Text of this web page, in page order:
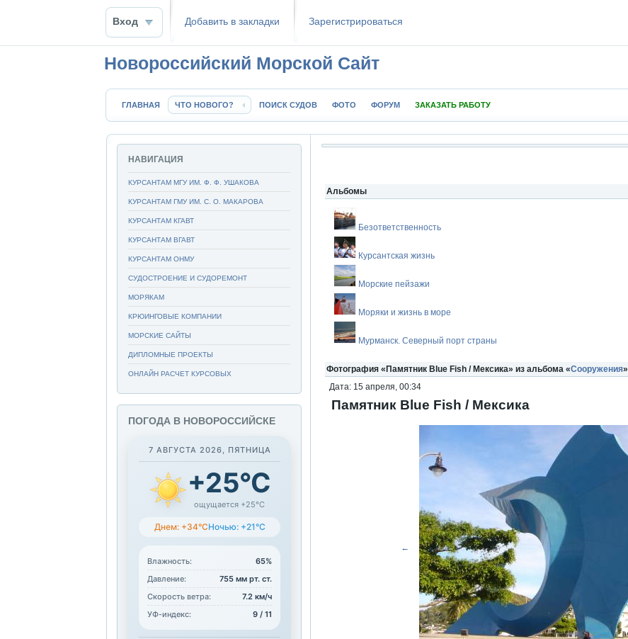
Вход Добавить в закладки Зaрeгиcтpиpoваться
Новороссийский Морской Сайт
ГЛАВНАЯ ЧТО НОВОГО? ПОИСК СУДОВ ФОТО ФОРУМ ЗАКАЗАТЬ РАБОТУ
Альбомы
Безответственность
Курсантская жизнь
Морские пейзажи
Моряки и жизнь в море
Мурманск. Северный порт страны
Фотография «Памятник Blue Fish / Мексика» из альбома «Сооружения»
Дата: 15 апреля, 00:34
Памятник Blue Fish / Мексика
←
НАВИГАЦИЯ
КУРСАНТАМ МГУ ИМ. Ф. Ф. УШАКОВА
КУРСАНТАМ ГМУ ИМ. С. О. МАКАРОВА
КУРСАНТАМ КГАВТ
КУРСАНТАМ ВГАВТ
КУРСАНТАМ ОНМУ
СУДОСТРОЕНИЕ И СУДОРЕМОНТ
МОРЯКАМ
КРЮИНГОВЫЕ КОМПАНИИ
МОРСКИЕ САЙТЫ
ДИПЛОМНЫЕ ПРОЕКТЫ
ОНЛАЙН РАСЧЕТ КУРСОВЫХ
ПОГОДА В НОВОРОССИЙСКЕ
7 АВГУСТА 2026, ПЯТНИЦА
+25°C
ощущается +25°C
Днем: +34°CНочью: +21°C
Влажность:
65%
Давление:
755 мм рт. ст.
Скорость ветра:
7.2 км/ч
УФ-индекс:
9 / 11